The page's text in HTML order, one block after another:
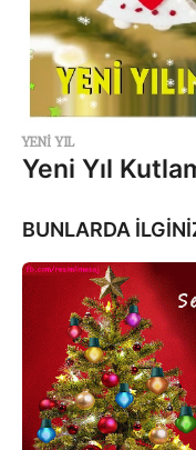
YENI YIL
Yeni Yıl
BUNLARDA